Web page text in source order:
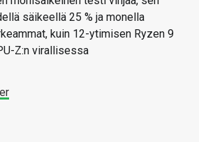
säikeellä 25 % ja monella
kuin 12-ytimisen Ryzen 9
Z:n virallisessa